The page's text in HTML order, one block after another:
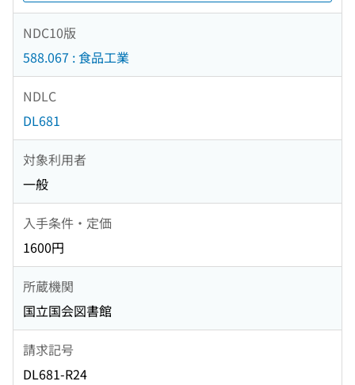
NDC10版
588.067 : 食品工業
NDLC
DL681
対象利用者
一般
入手条件・定価
1600円
所蔵機関
国立国会図書館
請求記号
DL681-R24